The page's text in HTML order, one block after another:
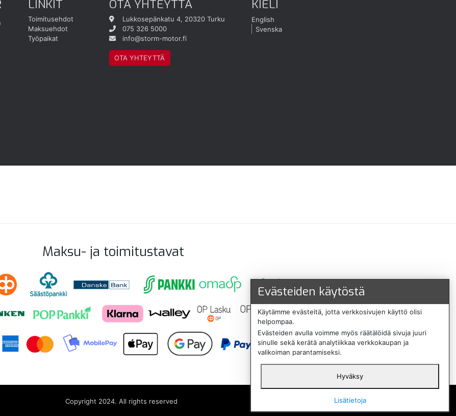
LINKIT
Toimitusehdot
Maksuehdot
Työpaikat
OTA YHTEYTTÄ
Lukkosepänkatu 4, 20320 Turku
075 326 5000
info@storm-motor.fi
OTA YHTEYTTÄ
KIELI
English
Svenska
Maksu- ja toimitustavat
Copyright 2024. All rights reserved
Svenska
Evästeiden käytöstä
Käytämme evästeitä, jotta verkkosivujen käyttö olisi
helpompaa.
Evästeiden avulla voimme myös räätälöidä sivuja juuri
sinulle sekä kerätä analytiikkaa verkkokaupan ja
valikoiman parantamiseksi.
Hyväksy
Lisätietoja